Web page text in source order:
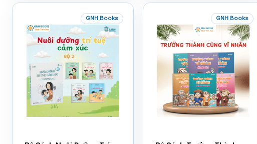
GNH Books GNH Books